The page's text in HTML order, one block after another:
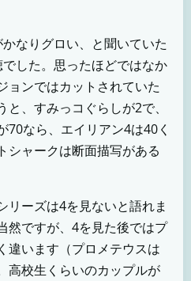
なりグロい、と聞いていた
した。思ったほどではなか
ョンではカットされていた
、すみっコぐらしが2で、
70なら、エイリアン4は40く
シャークは断面描写がある
リーズは4を見ないと語れま
然ですが、4を見た後ではプ
違います（プロメテウスは
高校生くらいのカップルが